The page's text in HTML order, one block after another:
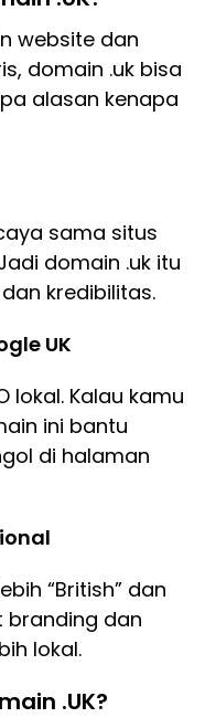
website dan
domain .uk bisa
alasan kenapa
sama situs
domain .uk itu
kredibilitas.
UK
lokal. Kalau kamu
ini bantu
di halaman
“British” dan
branding dan
lokal.
.UK?